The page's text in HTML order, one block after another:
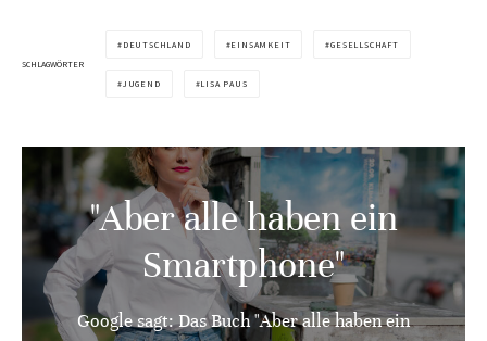
SCHLAGWÖRTER
DEUTSCHLAND EINSAMKEIT GESELLSCHAFT
JUGEND LISA PAUS
"Aber alle haben ein
Smartphone"
Google sagt: Das Buch "Aber alle haben ein